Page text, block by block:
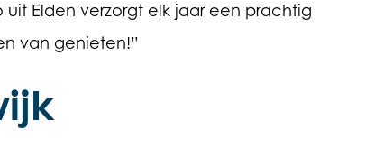
Elden verzorgt elk jaar een prachtig
van genieten!”